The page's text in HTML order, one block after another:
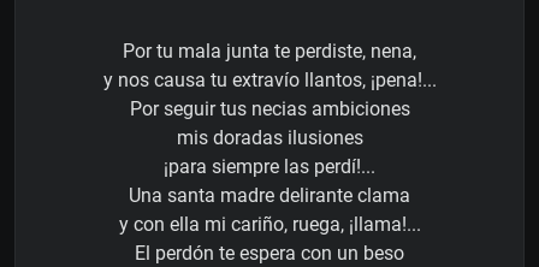
Por tu mala junta te perdiste, nena,
y nos causa tu extravío llantos, ¡pena!...
Por seguir tus necias ambiciones
mis doradas ilusiones
¡para siempre las perdí!...
Una santa madre delirante clama
y con ella mi cariño, ruega, ¡llama!...
El perdón te espera con un beso